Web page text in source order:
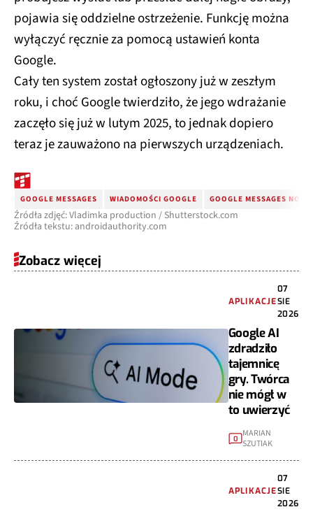
pojawia się oddzielne ostrzeżenie. Funkcję można
wyłączyć ręcznie za pomocą ustawień konta
Google.
Cały ten system został ogłoszony już w zeszłym
roku, i choć Google twierdziło, że jego wdrażanie
zaczęło się już w lutym 2025, to jednak dopiero
teraz je zauważono na pierwszych urządzeniach.
GOOGLE MESSAGES WIADOMOŚCI GOOGLE GOOGLE MESSAGES
Źródła zdjęć: Vladimka production / Shutterstock.com
Źródła tekstu: androidauthority.com
Zobacz więcej
APLIKACJE
07
SIE
2026
Google AI
zdradziło
tajemnicę
gry. Twórca
nie mógł w
to uwierzyć
0
MARIAN
SZUTIAK
APLIKACJE
07
SIE
2026